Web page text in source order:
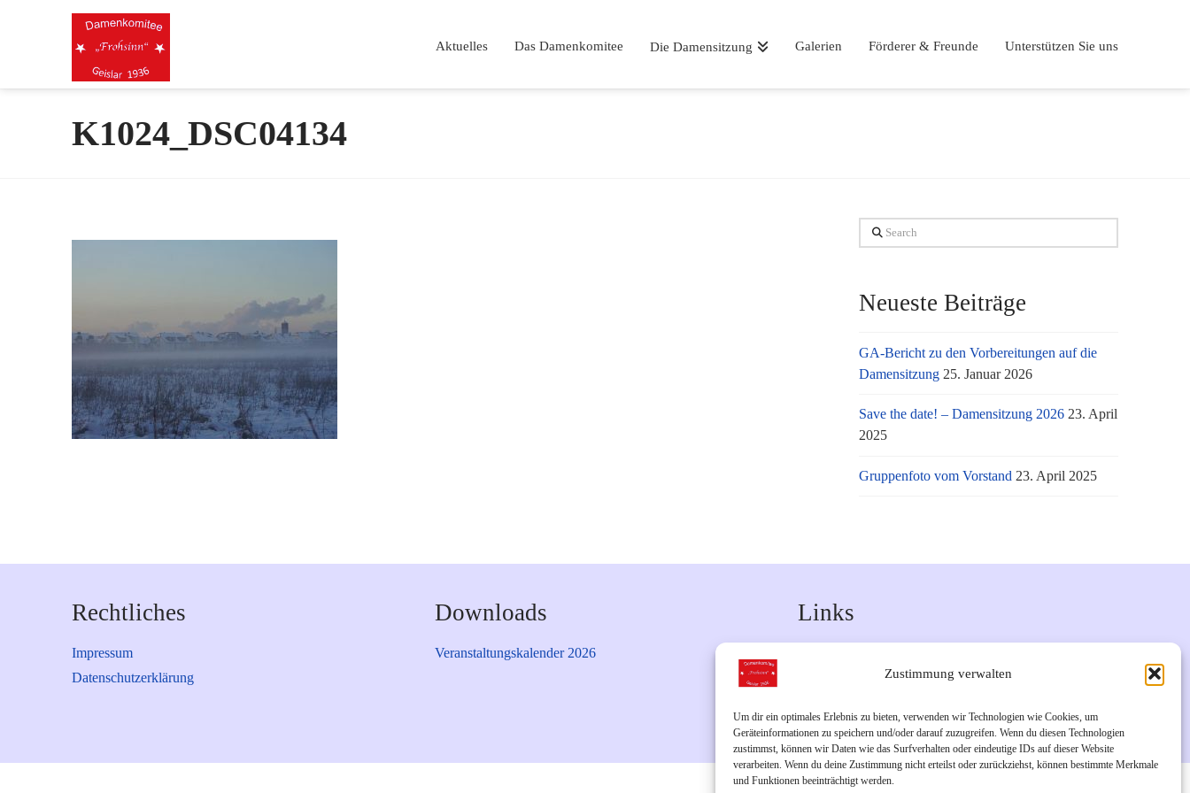
Zustimmung verwalten
Um dir ein optimales Erlebnis zu bieten, verwenden wir Technologien wie Cookies, um
Geräteinformationen zu speichern und/oder darauf zuzugreifen. Wenn du diesen Technologien
zustimmst, können wir Daten wie das Surfverhalten oder eindeutige IDs auf dieser Website
verarbeiten. Wenn du deine Zustimmung nicht erteilst oder zurückziehst, können bestimmte Merkmale
und Funktionen beeinträchtigt werden.
Aktuelles Das Damenkomitee Die Damensitzung Galerien Förderer & Freunde Unterstützen Sie uns
K1024_DSC04134
Search
Neueste Beiträge
GA-Bericht zu den Vorbereitungen auf die
Damensitzung 25. Januar 2026
Save the date! – Damensitzung 2026 23. April
2025
Gruppenfoto vom Vorstand 23. April 2025
Rechtliches
Impressum
Datenschutzerklärung
Downloads
Veranstaltungskalender 2026
Links
Unsere Instagram-Seite